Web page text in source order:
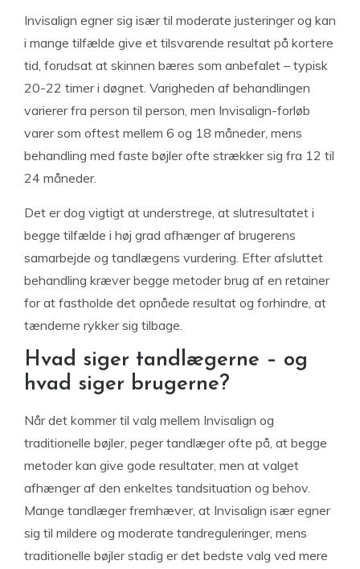
Invisalign egner sig især til moderate justeringer og kan
i mange tilfælde give et tilsvarende resultat på kortere
tid, forudsat at skinnen bæres som anbefalet – typisk
20-22 timer i døgnet. Varigheden af behandlingen
varierer fra person til person, men Invisalign-forløb
varer som oftest mellem 6 og 18 måneder, mens
behandling med faste bøjler ofte strækker sig fra 12 til
24 måneder.
Det er dog vigtigt at understrege, at slutresultatet i
begge tilfælde i høj grad afhænger af brugerens
samarbejde og tandlægens vurdering. Efter afsluttet
behandling kræver begge metoder brug af en retainer
for at fastholde det opnåede resultat og forhindre, at
tænderne rykker sig tilbage.
Hvad siger tandlægerne – og
hvad siger brugerne?
Når det kommer til valg mellem Invisalign og
traditionelle bøjler, peger tandlæger ofte på, at begge
metoder kan give gode resultater, men at valget
afhænger af den enkeltes tandsituation og behov.
Mange tandlæger fremhæver, at Invisalign især egner
sig til mildere og moderate tandreguleringer, mens
traditionelle bøjler stadig er det bedste valg ved mere